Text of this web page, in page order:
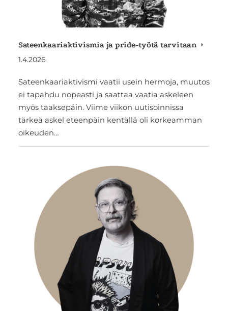
Sateenkaariaktivismia ja pride-työtä tarvitaan
1.4.2026
Sateenkaariaktivismi vaatii usein hermoja, muutos
ei tapahdu nopeasti ja saattaa vaatia askeleen
myös taaksepäin. Viime viikon uutisoinnissa
tärkeä askel eteenpäin kentällä oli korkeamman
oikeuden…